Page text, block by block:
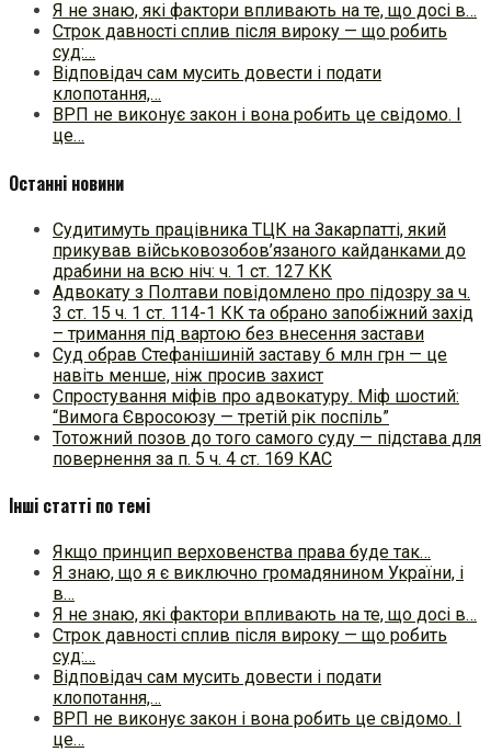
Я не знаю, які фактори впливають на те, що досі в…
Строк давності сплив після вироку — що робить
суд:…
Відповідач сам мусить довести і подати
клопотання,…
ВРП не виконує закон і вона робить це свідомо. І
це…
Останні новини
Судитимуть працівника ТЦК на Закарпатті, який
прикував військовозобов’язаного кайданками до
драбини на всю ніч: ч. 1 ст. 127 КК
Адвокату з Полтави повідомлено про підозру за ч.
3 ст. 15 ч. 1 ст. 114-1 КК та обрано запобіжний захід
– тримання під вартою без внесення застави
Суд обрав Стефанішиній заставу 6 млн грн — це
навіть менше, ніж просив захист
Спростування міфів про адвокатуру. Міф шостий:
“Вимога Євросоюзу — третій рік поспіль”
Тотожний позов до того самого суду — підстава для
повернення за п. 5 ч. 4 ст. 169 КАС
Інші статті по темі
Якщо принцип верховенства права буде так…
Я знаю, що я є виключно громадянином України, і
в…
Я не знаю, які фактори впливають на те, що досі в…
Строк давності сплив після вироку — що робить
суд:…
Відповідач сам мусить довести і подати
клопотання,…
ВРП не виконує закон і вона робить це свідомо. І
це…